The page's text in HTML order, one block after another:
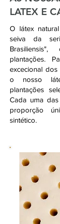
LATEX E
O látex
seiva da
plantações.
excecional
o nosso
plantações
Cada uma
proporção
sintético.